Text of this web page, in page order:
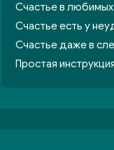
Счастье в любимых
Счастье есть у
Счастье даже в
Простая